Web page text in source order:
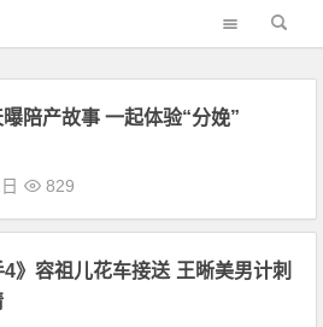
陪产故事 一起体验“分娩”
829
4》容祖儿花车接送 王晰美男计刺